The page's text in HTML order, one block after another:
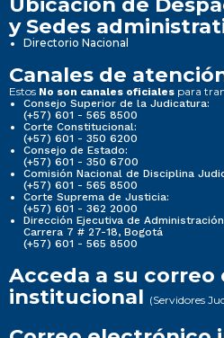
y Sedes
Directorio Nacional
Canales de
Estos No son canales oficiales para
Consejo Superior de la Judicatura:
(+57) 601 - 565 8500
Corte Constitucional:
(+57) 601 - 350 6200
Consejo de Estado:
(+57) 601 - 350 6700
Comisión Nacional de Disciplina
(+57) 601 - 565 8500
Corte Suprema de Justicia:
(+57) 601 - 362 2000
Dirección Ejecutiva de
Carrera 7 # 27-18, Bogotá
(+57) 601 - 565 8500
Acceda a su
institucional (Servidores